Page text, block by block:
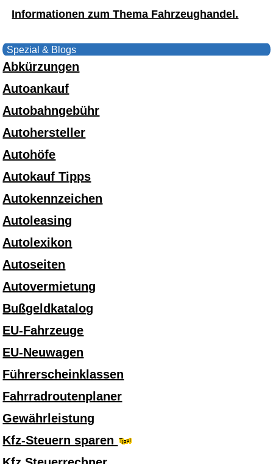
Informationen zum Thema Fahrzeughandel.
Spezial & Blogs
Abkürzungen
Autoankauf
Autobahngebühr
Autohersteller
Autohöfe
Autokauf Tipps
Autokennzeichen
Autoleasing
Autolexikon
Autoseiten
Autovermietung
Bußgeldkatalog
EU-Fahrzeuge
EU-Neuwagen
Führerscheinklassen
Fahrradroutenplaner
Gewährleistung
Kfz-Steuern sparen